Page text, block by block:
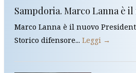
Sampdoria. Marco Lanna è
Marco Lanna è il nuovo
Storico difensore... Leggi →